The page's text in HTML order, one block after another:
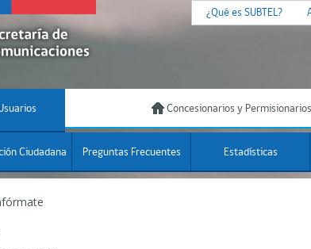
¿Qué es SUBTEL?
Concesionarios y Permisionarios
Ciudadana Preguntas Frecuentes Estadísticas